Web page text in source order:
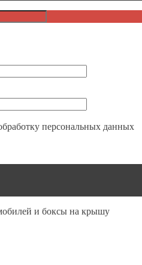
персональных данных
и боксы на крышу